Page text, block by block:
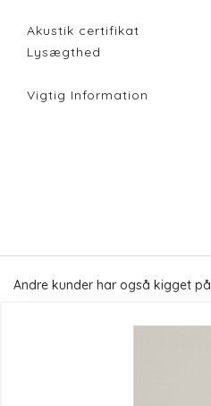
Akustik certifikat
Lysægthed
Vigtig Information
Andre kunder har også kigget på